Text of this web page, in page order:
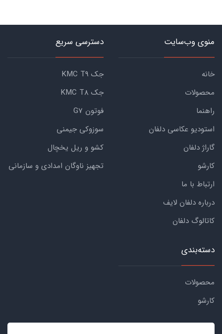
منوی وب‌سایت
خانه
محصولات
راهنما
استودیو عکاسی دلفان
گاراژ دلفان
کارشو
ارتباط با ما
درباره دلفان لایف
کاتالوگ دلفان
دسترسی سریع
جک KMC T9
جک KMC T8
فوتون G7
سوزوکی جیمنی
کشو و ریل یخچال
تجهیز ناوگان امدادی و سازمانی
دسته‌بندی
محصولات
کارشو